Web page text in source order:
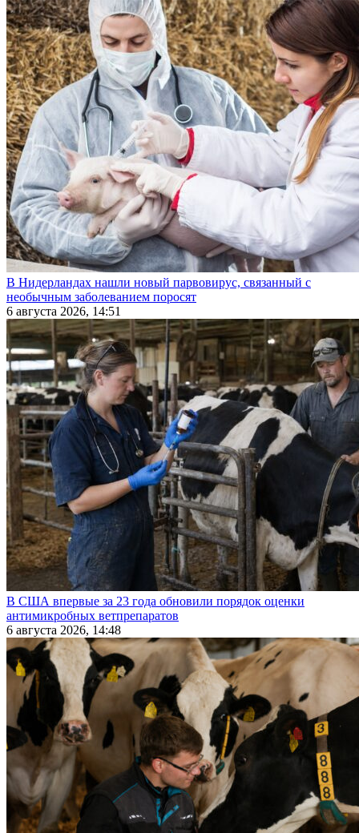
В Нидерландах нашли новый парвовирус, связанный с
необычным заболеванием поросят
6 августа 2026, 14:51
В США впервые за 23 года обновили порядок оценки
антимикробных ветпрепаратов
6 августа 2026, 14:48